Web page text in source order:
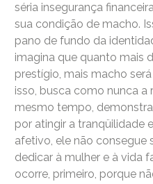
séria insegurança
sua condição de macho.
pano de fundo da
imagina que quanto mais
prestígio, mais macho
isso, busca como nunca a
mesmo tempo,
por atingir a tranqüilidade
afetivo, ele não consegue
dedicar à mulher e à vida
ocorre, primeiro, porque